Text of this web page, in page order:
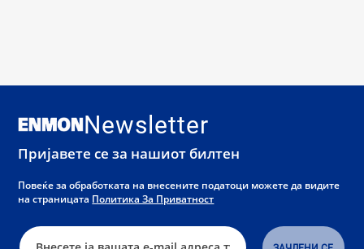
Newsletter
Пријавете се за нашиот билтен
Повеќе за обработката на внесените податоци можете да видите
на страницата Политика За Приватност